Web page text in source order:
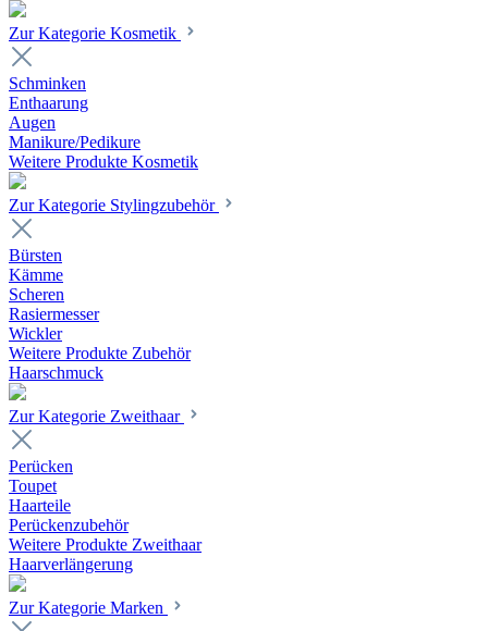
Zur Kategorie Kosmetik
Schminken
Enthaarung
Augen
Manikure/Pedikure
Weitere Produkte Kosmetik
Zur Kategorie Stylingzubehör
Bürsten
Kämme
Scheren
Rasiermesser
Wickler
Weitere Produkte Zubehör
Haarschmuck
Zur Kategorie Zweithaar
Perücken
Toupet
Haarteile
Perückenzubehör
Weitere Produkte Zweithaar
Haarverlängerung
Zur Kategorie Marken